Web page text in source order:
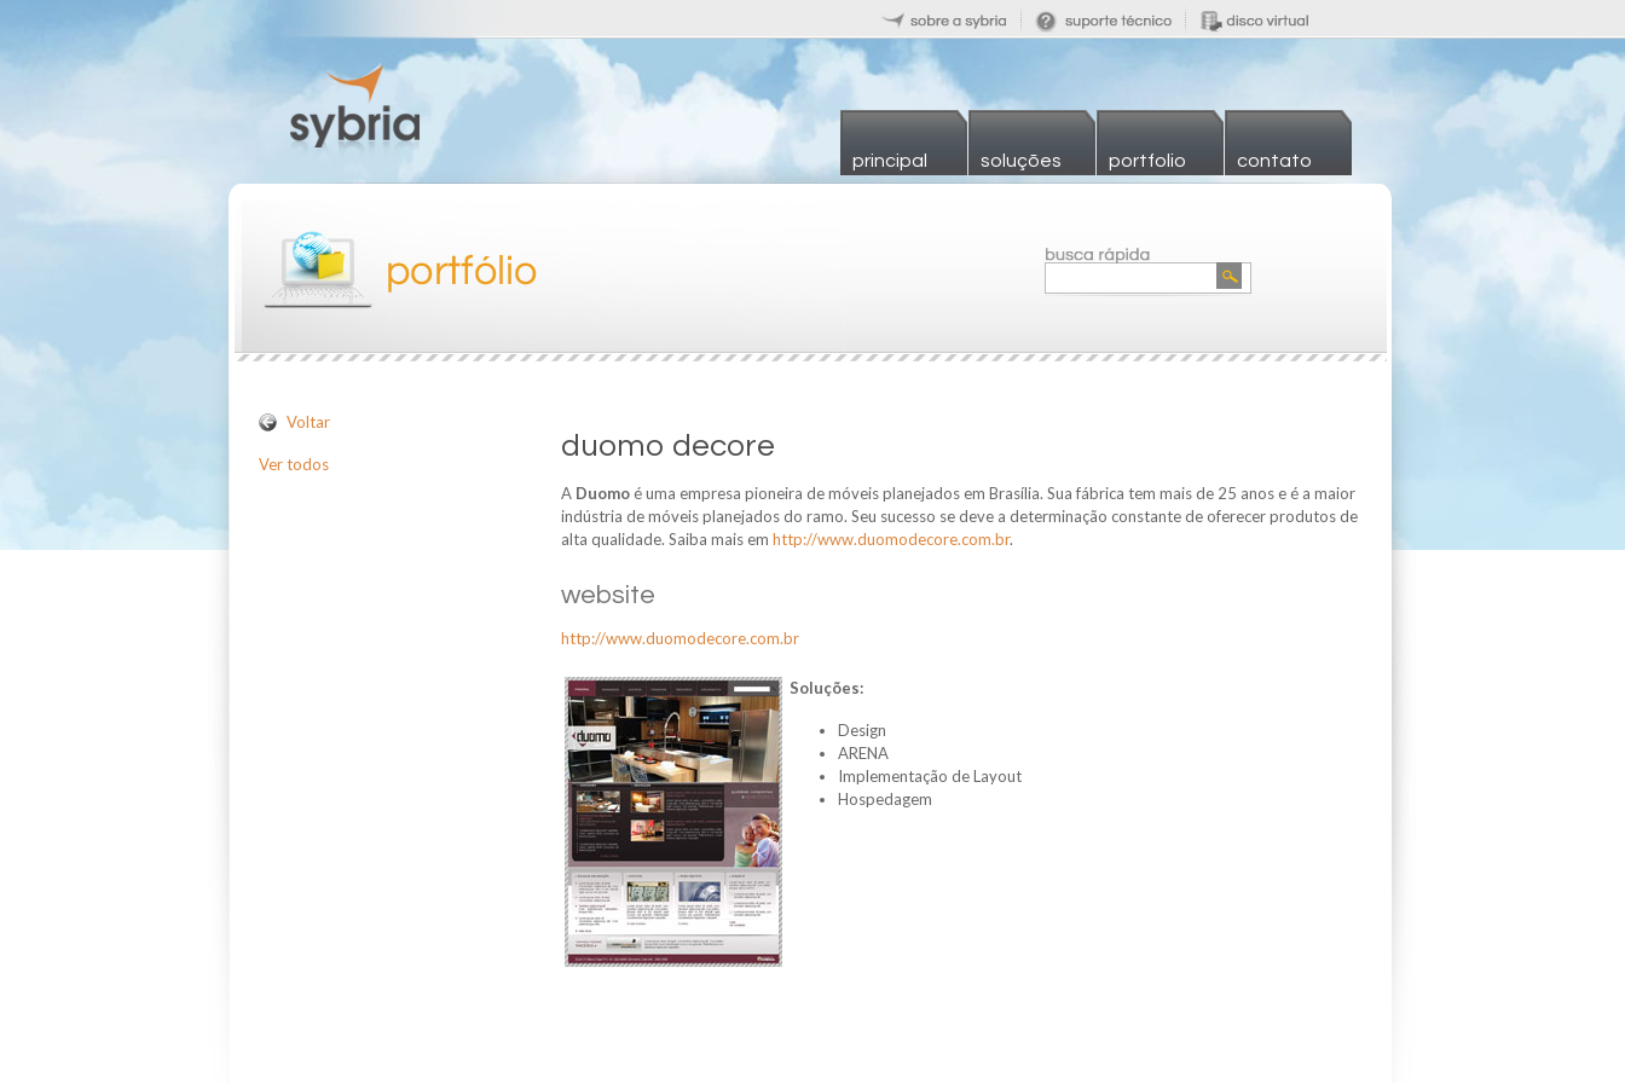
principal soluções portfolio contato
Voltar
Ver todos
duomo decore
A Duomo é uma empresa pioneira de móveis planejados em Brasília. Sua fábrica tem mais de 25 anos e é a maior
indústria de móveis planejados do ramo. Seu sucesso se deve a determinação constante de oferecer produtos de
alta qualidade. Saiba mais em http://www.duomodecore.com.br.
website
http://www.duomodecore.com.br
Soluções:
Design
ARENA
Implementação de Layout
Hospedagem